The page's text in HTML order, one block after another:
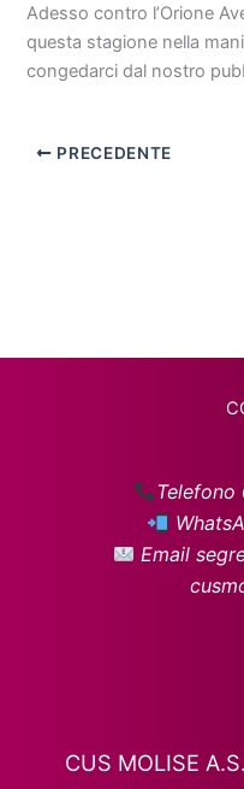
Adesso contro l’Orione
questa stagione nella
congedarci dal nostro
PRECEDENTE
Telefono
Email
CUS MOLISE